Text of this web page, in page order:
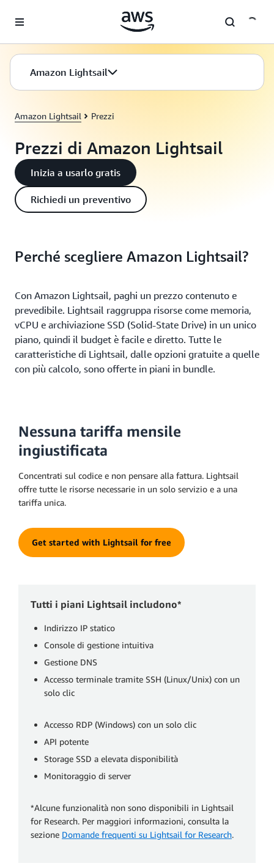
Amazon Lightsail
Amazon Lightsail Prezzi
Prezzi di Amazon Lightsail
Inizia a usarlo gratis
Richiedi un preventivo
Perché scegliere Amazon Lightsail?
Con Amazon Lightsail, paghi un prezzo contenuto e
prevedibile. Lightsail raggruppa risorse come memoria,
vCPU e archiviazione SSD (Solid-State Drive) in un unico
piano, quindi il budget è facile e diretto. Tutte le
caratteristiche di Lightsail, dalle opzioni gratuite a quelle
con più calcolo, sono offerte in piani in bundle.
Nessuna tariffa mensile
ingiustificata
Concentrati sul codice e non pensare alla fattura. Lightsail
offre tutte le risorse necessarie in un solo servizio e a una
tariffa unica.
Get started with Lightsail for free
Tutti i piani Lightsail includono*
Indirizzo IP statico
Console di gestione intuitiva
Gestione DNS
Accesso terminale tramite SSH (Linux/Unix) con un
solo clic
Accesso RDP (Windows) con un solo clic
API potente
Storage SSD a elevata disponibilità
Monitoraggio di server
*Alcune funzionalità non sono disponibili in Lightsail
for Research. Per maggiori informazioni, consulta la
sezione Domande frequenti su Lightsail for Research.